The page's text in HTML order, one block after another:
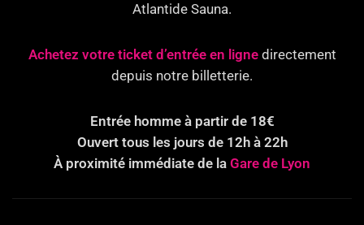
Atlantide Sauna.
Achetez votre ticket d’entrée en lignedirectement
depuis notre billetterie.
Entrée homme à partir de 18€
Ouvert tous les jours de 12h à 22h
À proximité immédiate de la Gare de Lyon